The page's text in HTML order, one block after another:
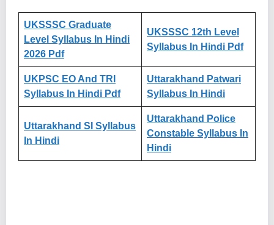
UKSSSC Graduate
Level Syllabus In Hindi
2026 Pdf
UKSSSC 12th Level
Syllabus In Hindi Pdf
UKPSC EO And TRI
Syllabus In Hindi Pdf
Uttarakhand Patwari
Syllabus In Hindi
Uttarakhand SI Syllabus
In Hindi
Uttarakhand Police
Constable Syllabus In
Hindi